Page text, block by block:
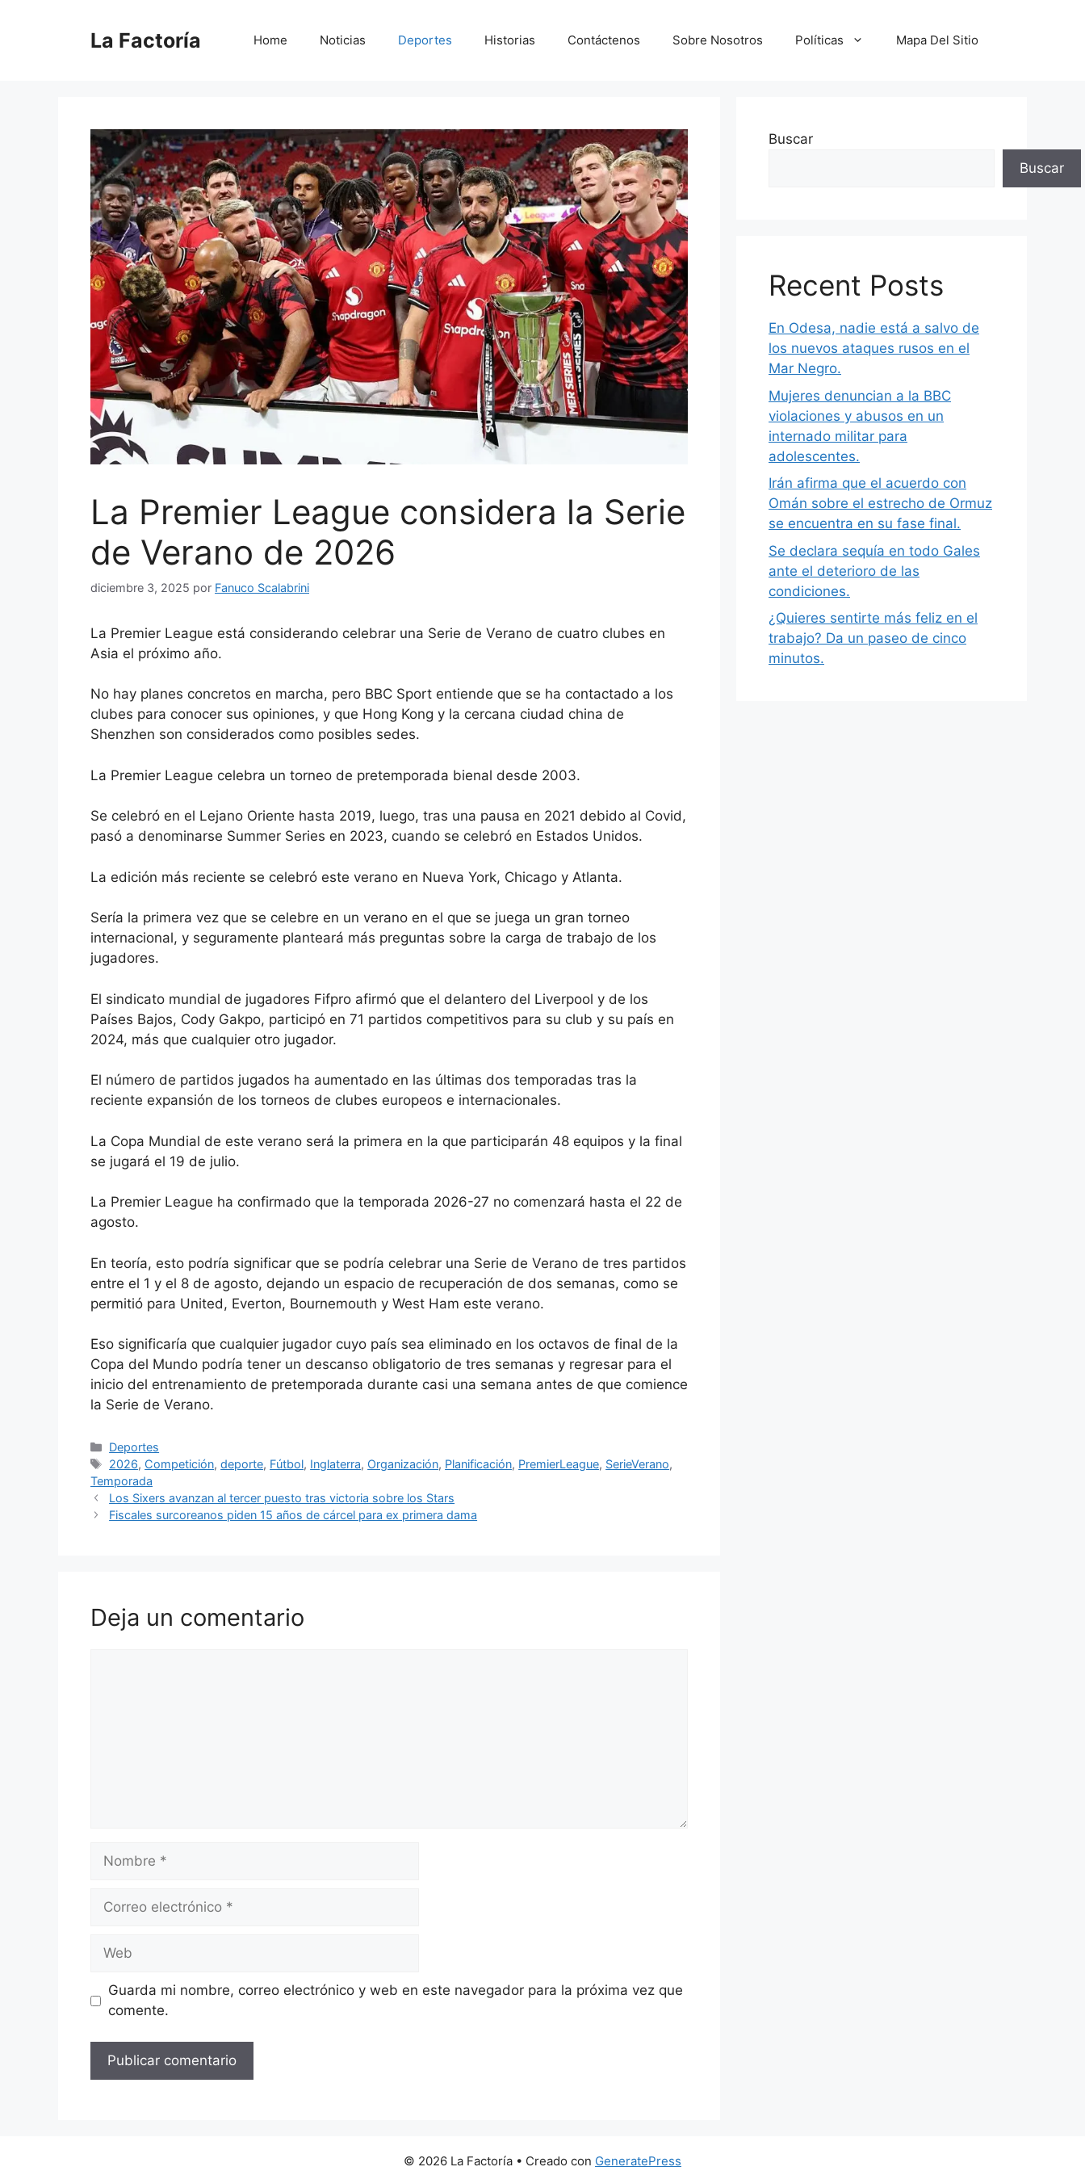
La Factoría Home Noticias Deportes Historias Contáctenos Sobre Nosotros Políticas Mapa Del Sitio
La Premier League considera la Serie
de Verano de 2026
diciembre 3, 2025 por Fanuco Scalabrini
La Premier League está considerando celebrar una Serie de Verano de cuatro clubes en
Asia el próximo año.
No hay planes concretos en marcha, pero BBC Sport entiende que se ha contactado a los
clubes para conocer sus opiniones, y que Hong Kong y la cercana ciudad china de
Shenzhen son considerados como posibles sedes.
La Premier League celebra un torneo de pretemporada bienal desde 2003.
Se celebró en el Lejano Oriente hasta 2019, luego, tras una pausa en 2021 debido al Covid,
pasó a denominarse Summer Series en 2023, cuando se celebró en Estados Unidos.
La edición más reciente se celebró este verano en Nueva York, Chicago y Atlanta.
Sería la primera vez que se celebre en un verano en el que se juega un gran torneo
internacional, y seguramente planteará más preguntas sobre la carga de trabajo de los
jugadores.
El sindicato mundial de jugadores Fifpro afirmó que el delantero del Liverpool y de los
Países Bajos, Cody Gakpo, participó en 71 partidos competitivos para su club y su país en
2024, más que cualquier otro jugador.
El número de partidos jugados ha aumentado en las últimas dos temporadas tras la
reciente expansión de los torneos de clubes europeos e internacionales.
La Copa Mundial de este verano será la primera en la que participarán 48 equipos y la final
se jugará el 19 de julio.
La Premier League ha confirmado que la temporada 2026-27 no comenzará hasta el 22 de
agosto.
En teoría, esto podría significar que se podría celebrar una Serie de Verano de tres partidos
entre el 1 y el 8 de agosto, dejando un espacio de recuperación de dos semanas, como se
permitió para United, Everton, Bournemouth y West Ham este verano.
Eso significaría que cualquier jugador cuyo país sea eliminado en los octavos de final de la
Copa del Mundo podría tener un descanso obligatorio de tres semanas y regresar para el
inicio del entrenamiento de pretemporada durante casi una semana antes de que comience
la Serie de Verano.
Categorías
Deportes
Etiquetas
2026, Competición,deporte, Fútbol, Inglaterra, Organización, Planificación, PremierLeague, SerieVerano,
Temporada
Los Sixers avanzan al tercer puesto tras victoria sobre los Stars
Fiscales surcoreanos piden 15 años de cárcel para ex primera dama
Deja un comentario
Nombre
Correo
Web
Guarda mi nombre, correo electrónico y web en este navegador para la próxima vez que
comente.
Buscar
Buscar
Recent Posts
En Odesa, nadie está a salvo de
los nuevos ataques rusos en el
Mar Negro.
Mujeres denuncian a la BBC
violaciones y abusos en un
internado militar para
adolescentes.
Irán afirma que el acuerdo con
Omán sobre el estrecho de Ormuz
se encuentra en su fase final.
Se declara sequía en todo Gales
ante el deterioro de las
condiciones.
¿Quieres sentirte más feliz en el
trabajo? Da un paseo de cinco
minutos.
© 2026 La Factoría • Creado con GeneratePress